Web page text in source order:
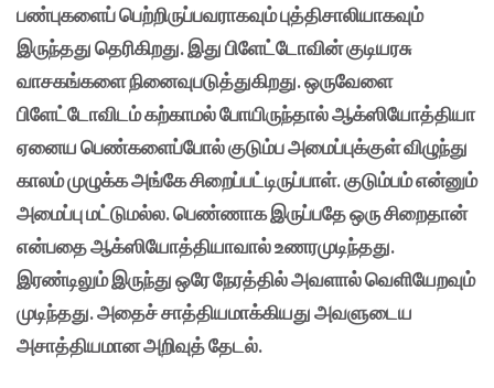
பண்புகளைப் பெற்றிருப்பவராகவும் புத்திசாலியாகவும்
இருந்தது தெரிகிறது. இது பிளேட்டோவின் குடியரசு
வாசகங்களை நினைவுபடுத்துகிறது. ஒருவேளை
பிளேட்டோவிடம் கற்காமல் போயிருந்தால் ஆக்ஸியோத்தியா
ஏனைய பெண்களைப்போல் குடும்ப அமைப்புக்குள் விழுந்து
காலம் முழுக்க அங்கே சிறைப்பட்டிருப்பாள். குடும்பம் என்னும்
அமைப்பு மட்டுமல்ல. பெண்ணாக இருப்பதே ஒரு சிறைதான்
என்பதை ஆக்ஸியோத்தியாவால் உணரமுடிந்தது.
இரண்டிலும் இருந்து ஒரே நேரத்தில் அவளால் வெளியேறவும்
முடிந்தது. அதைச் சாத்தியமாக்கியது அவளுடைய
அசாத்தியமான அறிவுத் தேடல்.